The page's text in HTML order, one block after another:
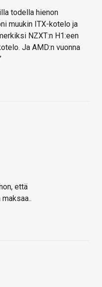
todella hienon
muukin ITX-kotelo ja
NZXT:n H1:een
Ja AMD:n vuonna
että